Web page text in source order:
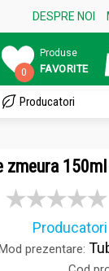
DESPRE NOI
0
Produse
FAVORITE
Producatori
150ml
Producatori
prezentare: